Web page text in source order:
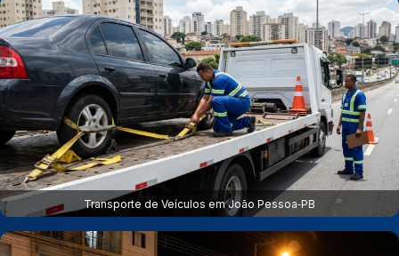
Transporte de Veículos em João Pessoa‑PB